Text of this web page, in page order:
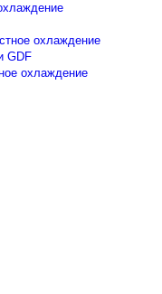
охлаждение
GDF
охлаждение